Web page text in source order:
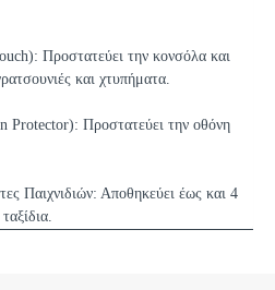
Προστατεύει την κονσόλα και
και χτυπήματα.
Protector): Προστατεύει την οθόνη
Παιχνιδιών: Αποθηκεύει έως και 4